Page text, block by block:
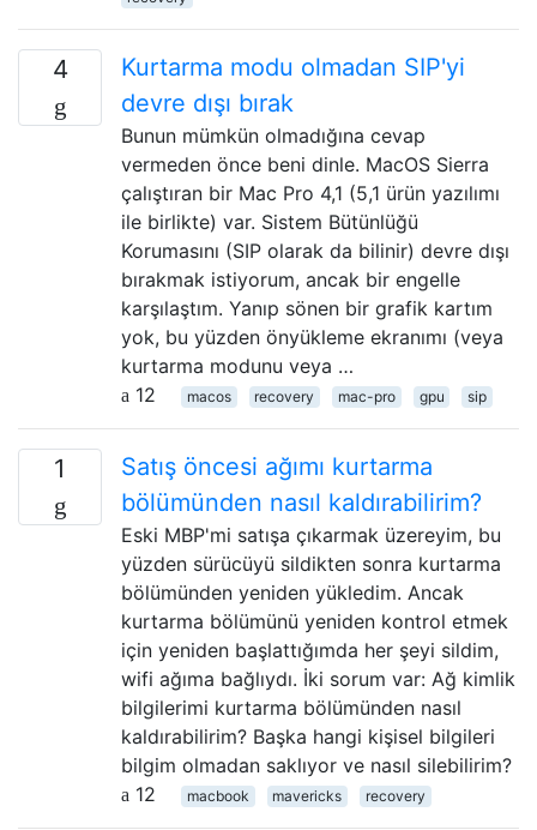
4
Kurtarma modu olmadan SIP'yi
devre dışı bırak
Bunun mümkün olmadığına cevap
vermeden önce beni dinle. MacOS Sierra
çalıştıran bir Mac Pro 4,1 (5,1 ürün yazılımı
ile birlikte) var. Sistem Bütünlüğü
Korumasını (SIP olarak da bilinir) devre dışı
bırakmak istiyorum, ancak bir engelle
karşılaştım. Yanıp sönen bir grafik kartım
yok, bu yüzden önyükleme ekranımı (veya
kurtarma modunu veya …
12
macos recovery mac-pro gpu sip
1
Satış öncesi ağımı kurtarma
bölümünden nasıl kaldırabilirim?
Eski MBP'mi satışa çıkarmak üzereyim, bu
yüzden sürücüyü sildikten sonra kurtarma
bölümünden yeniden yükledim. Ancak
kurtarma bölümünü yeniden kontrol etmek
için yeniden başlattığımda her şeyi sildim,
wifi ağıma bağlıydı. İki sorum var: Ağ kimlik
bilgilerimi kurtarma bölümünden nasıl
kaldırabilirim? Başka hangi kişisel bilgileri
bilgim olmadan saklıyor ve nasıl silebilirim?
12
macbook mavericks recovery